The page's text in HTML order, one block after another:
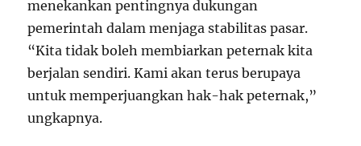
menekankan pentingnya dukungan
pemerintah dalam menjaga stabilitas pasar.
“Kita tidak boleh membiarkan peternak kita
berjalan sendiri. Kami akan terus berupaya
untuk memperjuangkan hak-hak peternak,”
ungkapnya.